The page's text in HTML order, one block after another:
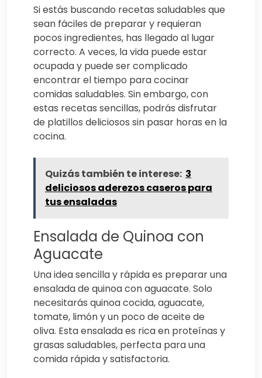
Si estás buscando recetas saludables que
sean fáciles de preparar y requieran
pocos ingredientes, has llegado al lugar
correcto. A veces, la vida puede estar
ocupada y puede ser complicado
encontrar el tiempo para cocinar
comidas saludables. Sin embargo, con
estas recetas sencillas, podrás disfrutar
de platillos deliciosos sin pasar horas en la
cocina.
Quizás también te interese: 3
deliciosos aderezos caseros para
tus ensaladas
Ensalada de Quinoa con
Aguacate
Una idea sencilla y rápida es preparar una
ensalada de quinoa con aguacate. Solo
necesitarás quinoa cocida, aguacate,
tomate, limón y un poco de aceite de
oliva. Esta ensalada es rica en proteínas y
grasas saludables, perfecta para una
comida rápida y satisfactoria.